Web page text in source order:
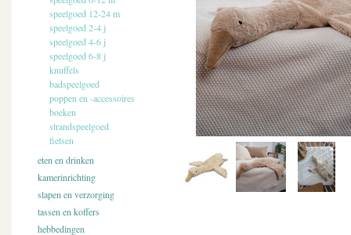
speelgoed 12-24 m
speelgoed 2-4 j
speelgoed 4-6 j
speelgoed 6-8 j
knuffels
badspeelgoed
poppen en -accessoires
boeken
strandspeelgoed
fietsen
eten en drinken
kamerinrichting
slapen en verzorging
tassen en koffers
hebbedingen